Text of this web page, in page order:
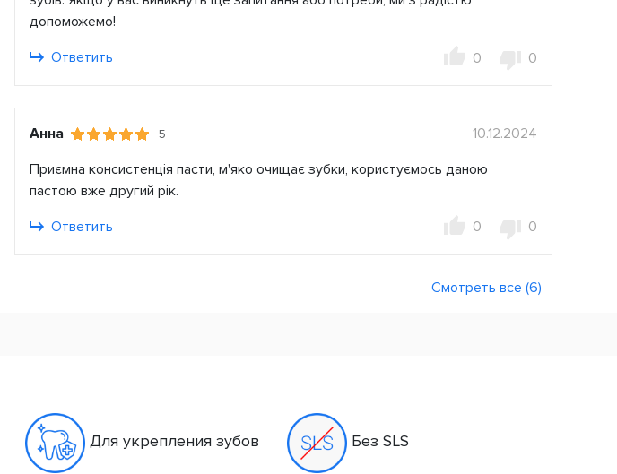
допоможемо!
Ответить
0 0
Анна 5
10.12.2024
Приємна консистенція пасти, м'яко очищає зубки, користуємось даною
пастою вже другий рік.
Ответить
0 0
Смотреть все (6)
Для укрепления зубов Без SLS